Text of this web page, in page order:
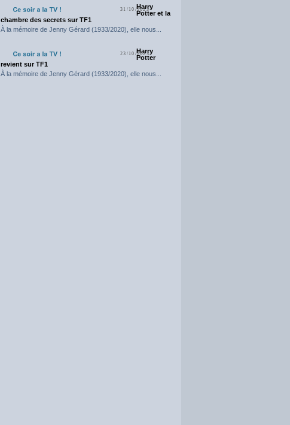
31/10/2023
Harry
Potter et la
chambre des secrets sur TF1
À la mémoire de Jenny Gérard (1933/2020), elle nous...
23/10/2023
Harry
Potter
revient sur TF1
À la mémoire de Jenny Gérard (1933/2020), elle nous...